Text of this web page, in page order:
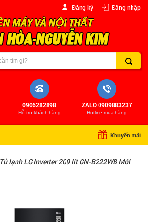
Đăng ký Đăng nhập
ZALO 0909883237
Hotline mua hàng
0906282898
Hỗ trợ khách hàng
Khuyến mãi
Tủ lạnh LG Inverter 209 lít GN-B222WB Mới